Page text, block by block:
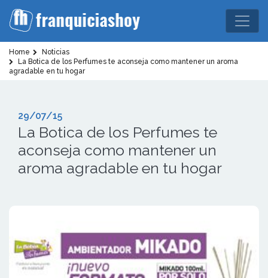
Home
Noticias
La Botica de los Perfumes te aconseja como mantener un aroma
agradable en tu hogar
29/07/15
La Botica de los Perfumes te
aconseja como mantener un
aroma agradable en tu hogar